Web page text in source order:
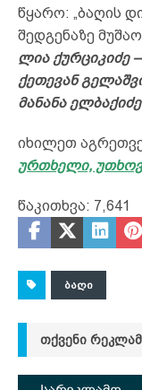
წყარო: „ბაღის
შედგენაზე
ლია ქურციკიძე
ქეთევან
მანანა
იხილეთ
ურთხელი,
წაკითხვა: 7,641
ᲑᲐᲦᲘ
ᲗᲥᲕᲔᲜᲘ